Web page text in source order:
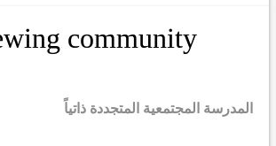
community
المدرسة المجتمعية المتجددة ذاتياً